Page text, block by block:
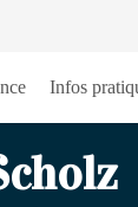
Infos